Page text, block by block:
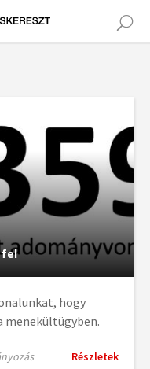
fel
hogy
menekültügyben.
Részletek